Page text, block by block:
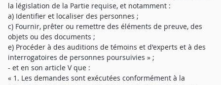
la législation de la Partie requise, et notamment :
a) Identifier et localiser des personnes ;
c) Fournir, prêter ou remettre des éléments de preuve, des
objets ou des documents ;
e) Procéder à des auditions de témoins et d'experts et à des
interrogatoires de personnes poursuivies » ;
- et en son article V que :
« 1. Les demandes sont exécutées conformément à la